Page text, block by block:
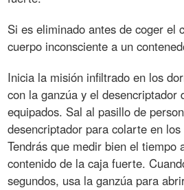
Si es eliminado antes de coger el
cuerpo inconsciente a un
Inicia la misión infiltrado en los
con la ganzúa y el desencriptador
equipados. Sal al pasillo de
desencriptador para colarte en
Tendrás que medir bien el tiempo
contenido de la caja fuerte.
segundos, usa la ganzúa para